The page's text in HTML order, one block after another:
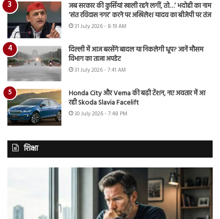
जब सरकार की कुर्सियां खाली रहने लगीं, तो…’ भदोही का नाम
‘संत रविदास नगर’ करने पर अखिलेश यादव का बीजेपी पर तंज
31 July 2026 - 8:19 AM
दिल्ली में आज बरसेंगे बादल या निकलेगी धूप? जानें मौसम
विभाग का ताजा अपडेट
31 July 2026 - 7:41 AM
Honda City और Verna की बढ़ी टेंशन, नए अवतार में आ
रही Skoda Slavia Facelift
30 July 2026 - 7:48 PM
शिक्षा